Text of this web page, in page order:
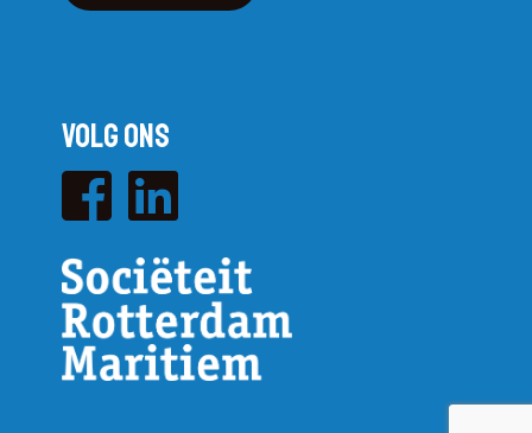
Volg ons